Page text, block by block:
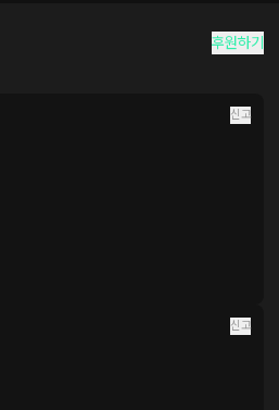
후원하기
신고
신고